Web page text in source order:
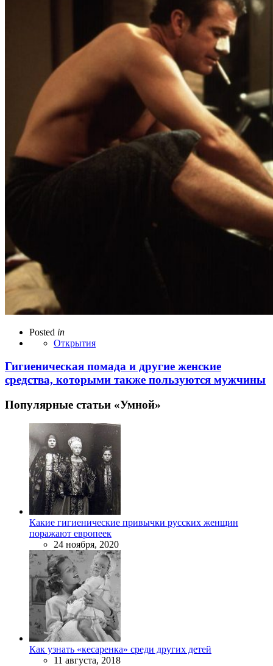
Posted in
Открытия
Гигиеническая помада и другие женские
средства, которыми также пользуются мужчины
Популярные статьи «Умной»
Какие гигиенические привычки русских женщин
поражают европеек
24 ноября, 2020
Как узнать «кесаренка» среди других детей
11 августа, 2018